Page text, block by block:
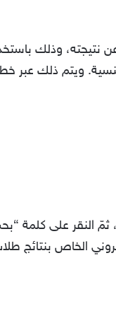
نتيجته، وذلك
ويتم ذلك
النقر على كلمة